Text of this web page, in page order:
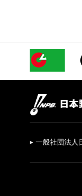
一般社団法人